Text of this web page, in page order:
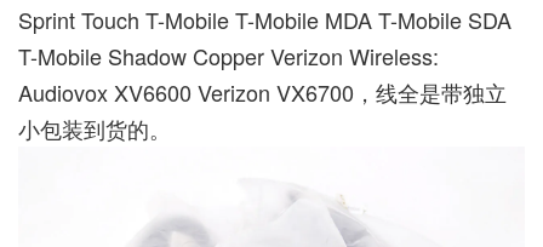
Sprint Touch T-Mobile T-Mobile MDA T-Mobile SDA
T-Mobile Shadow Copper Verizon Wireless:
Audiovox XV6600 Verizon VX6700，线全是带独立
小包装到货的。